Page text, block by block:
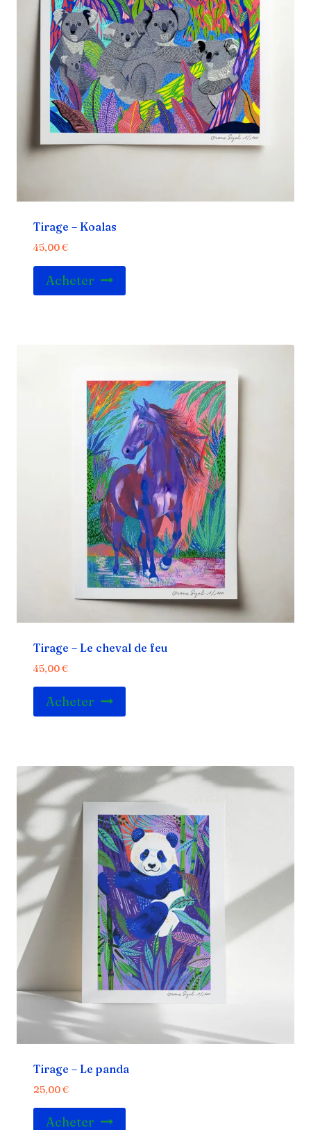
Tirage – Koalas
45,00€
Acheter
Tirage – Le cheval de feu
45,00€
Acheter
Tirage – Le panda
25,00€
Acheter